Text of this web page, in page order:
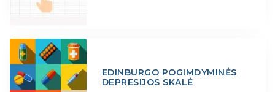
EDINBURGO POGIMDYMINĖS
DEPRESIJOS SKALĖ